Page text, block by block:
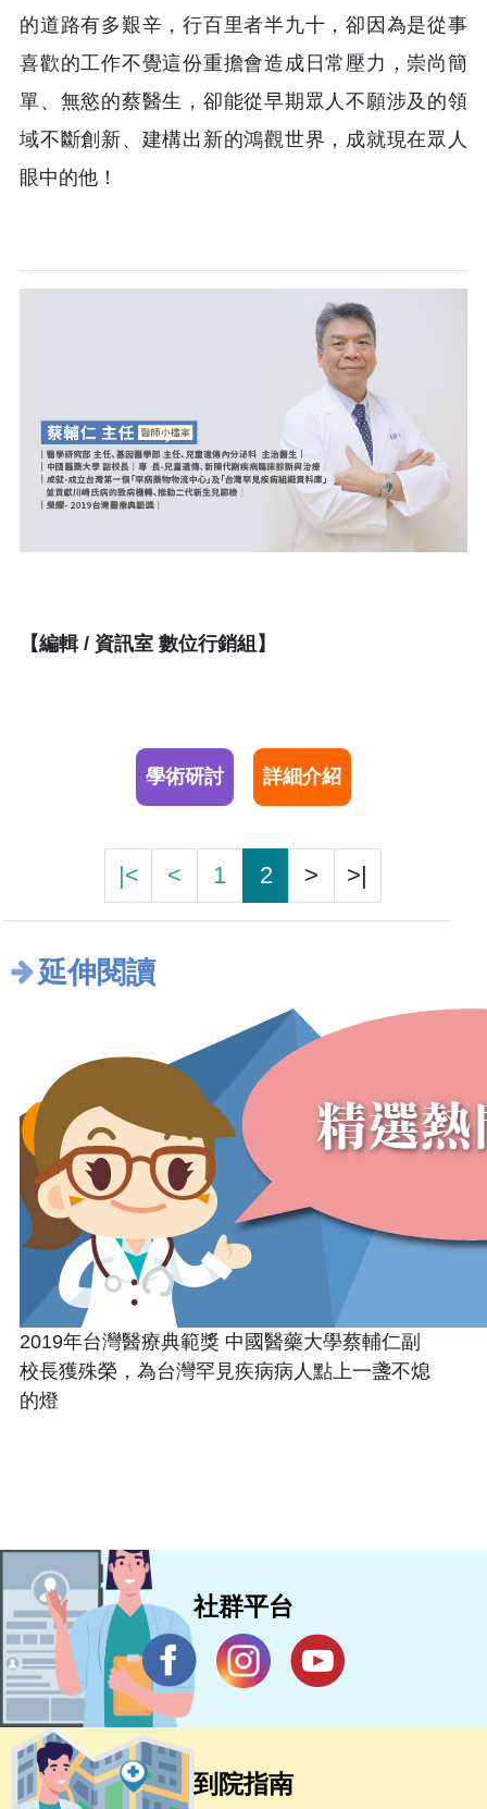
的道路有多艱辛，行百里者半九十，卻因為是從事
喜歡的工作不覺這份重擔會造成日常壓力，崇尚簡
單、無慾的蔡醫生，卻能從早期眾人不願涉及的領
域不斷創新、建構出新的鴻觀世界，成就現在眾人
眼中的他！
【​編輯 / 資訊室 數位行銷組】
學術研討 詳細介紹
|< < 1 2 > >|
延伸閱讀
2019年台灣醫療典範獎 中國醫藥大學蔡輔仁副
校長獲殊榮，為台灣罕見疾病病人點上一盞不熄
的燈
社群平台
到院指南